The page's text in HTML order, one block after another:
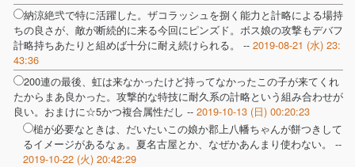
納涼絶弐で特に活躍した。ザコラッシュを捌く能力と計略による場持
ちの良さが、敵が断続的に来る今回にピンズド。ボス娘の攻撃もデバフ
計略持ちあたりと組めば十分に耐え続けられる。 -- 2019-08-21 (水) 23:
43:36
200連の最後、虹は来なかったけど持ってなかったこの子が来てくれ
たからまあ良かった。攻撃的な特技に耐久系の計略という組み合わせが
良い。おまけに☆5かつ複合属性だし -- 2019-10-13 (日) 00:20:23
槌が必要なときは、だいたいこの娘か郡上八幡ちゃんが餅つきして
るイメージがあるなぁ。夏名古屋とか、なぜかあんまり使わない。 --
2019-10-22 (火) 20:42:29